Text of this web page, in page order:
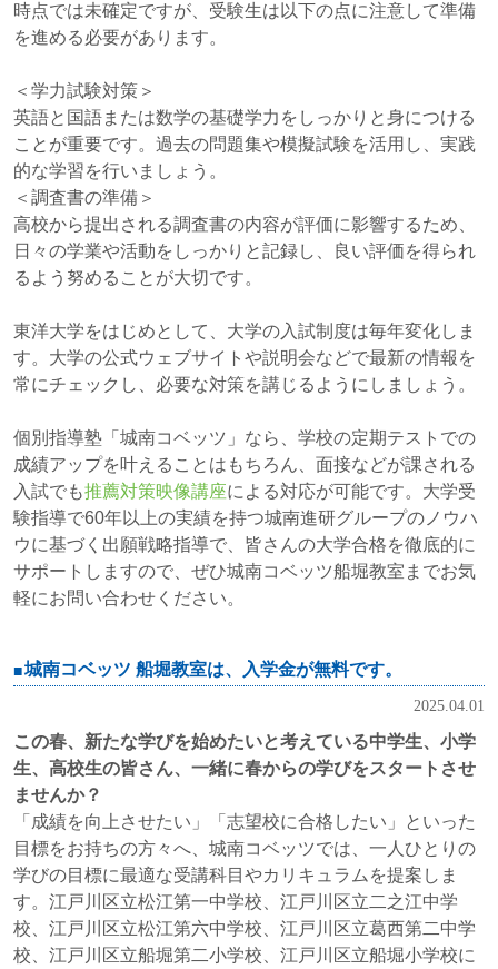
時点では未確定ですが、受験生は以下の点に注意して準備
を進める必要があります。
＜学力試験対策＞
英語と国語または数学の基礎学力をしっかりと身につける
ことが重要です。過去の問題集や模擬試験を活用し、実践
的な学習を行いましょう。
＜調査書の準備＞
高校から提出される調査書の内容が評価に影響するため、
日々の学業や活動をしっかりと記録し、良い評価を得られ
るよう努めることが大切です。
東洋大学をはじめとして、大学の入試制度は毎年変化しま
す。大学の公式ウェブサイトや説明会などで最新の情報を
常にチェックし、必要な対策を講じるようにしましょう。
個別指導塾「城南コベッツ」なら、学校の定期テストでの
成績アップを叶えることはもちろん、面接などが課される
入試でも推薦対策映像講座による対応が可能です。大学受
験指導で60年以上の実績を持つ城南進研グループのノウハ
ウに基づく出願戦略指導で、皆さんの大学合格を徹底的に
サポートしますので、ぜひ城南コベッツ船堀教室までお気
軽にお問い合わせください。
城南コベッツ 船堀教室は、入学金が無料です。
2025.04.01
この春、新たな学びを始めたいと考えている中学生、小学
生、高校生の皆さん、一緒に春からの学びをスタートさせ
ませんか？
「成績を向上させたい」「志望校に合格したい」といった
目標をお持ちの方々へ、城南コベッツでは、一人ひとりの
学びの目標に最適な受講科目やカリキュラムを提案しま
す。江戸川区立松江第一中学校、江戸川区立二之江中学
校、江戸川区立松江第六中学校、江戸川区立葛西第二中学
校、江戸川区立船堀第二小学校、江戸川区立船堀小学校に